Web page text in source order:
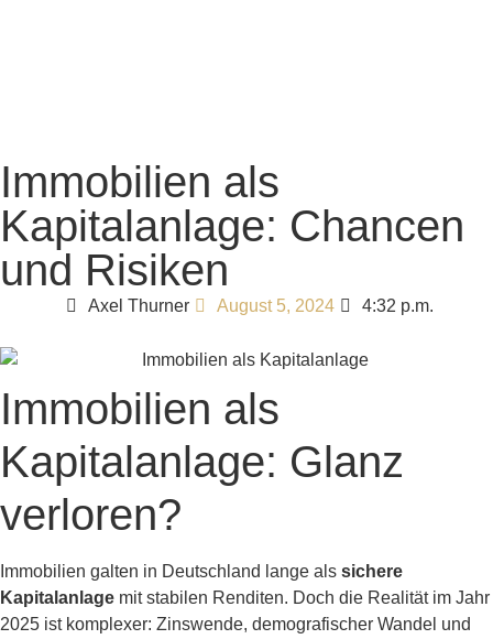
Immobilien als
Kapitalanlage: Chancen
und Risiken
Axel Thurner August 5, 2024 4:32 p.m.
Immobilien als
Kapitalanlage: Glanz
verloren?
Immobilien galten in Deutschland lange als sichere
Kapitalanlage mit stabilen Renditen. Doch die Realität im Jahr
2025 ist komplexer: Zinswende, demografischer Wandel und